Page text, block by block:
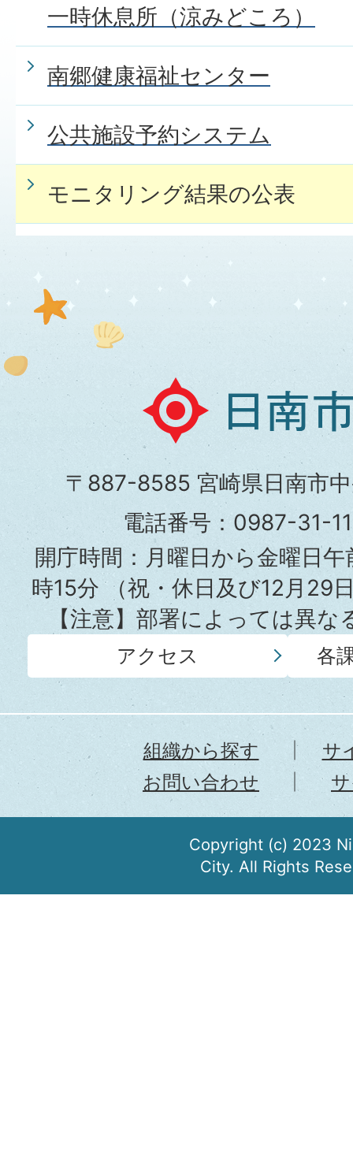
一時休息所（涼みどころ）
南郷健康福祉センター
公共施設予約システム
モニタリング結果の公表
日
南
市
役
所
〒887-8585 宮崎県日南市
電話番号：0987-31-
開庁時間：月曜日から金曜日
時15分（祝・休日及び12月29
【注意】部署によっては異
アクセス 各
組織から探す
サ
お問い合わせ
Copyright (c) 2023
City. All Rights